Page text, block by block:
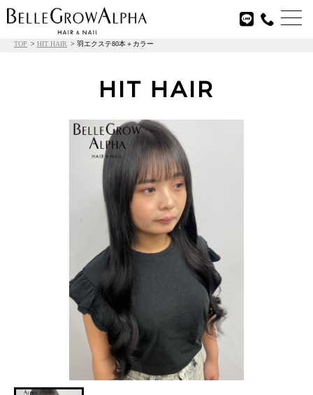

TOP HIT HAIR 羽エクステ80本＋カラー
HIT HAIR